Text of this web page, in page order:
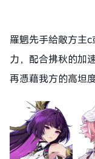
羅魍先手給敵方主
力，配合拂秋的加
再憑藉我方的高坦